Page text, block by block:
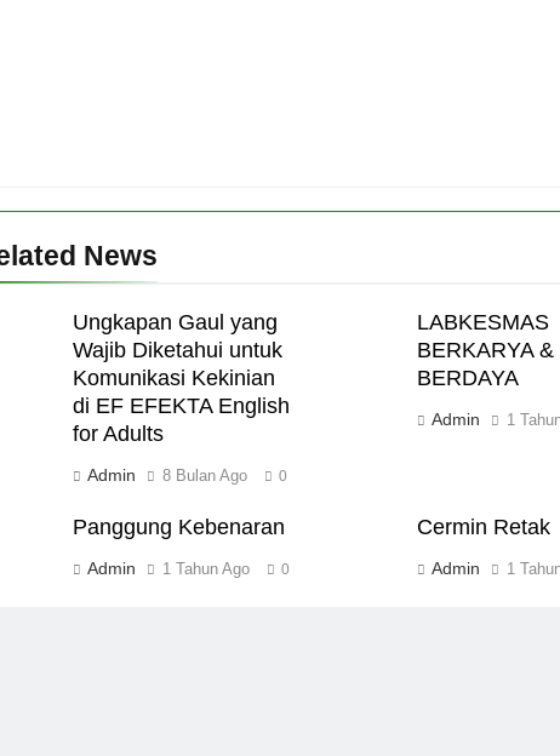
News
Ungkapan Gaul yang
Wajib Diketahui untuk
Komunikasi Kekinian
di EF EFEKTA English
for Adults
Admin 8 Bulan Ago 0
LABKESMAS
BERKARYA &
BERDAYA
Admin 1
Panggung Kebenaran
Admin 1 Tahun Ago 0
Cermin Retak
Admin 1